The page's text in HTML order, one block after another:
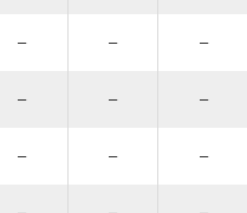
– – –
– – –
– – –